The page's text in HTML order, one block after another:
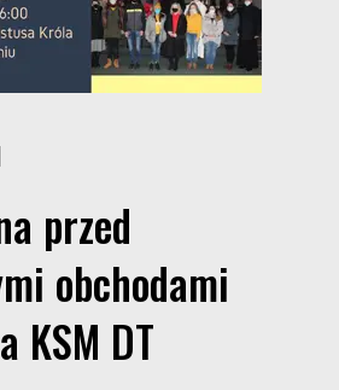
przed
obchodami
KSM DT